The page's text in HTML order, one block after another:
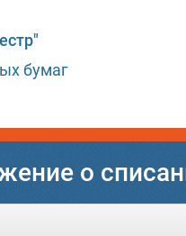
бумаг
о